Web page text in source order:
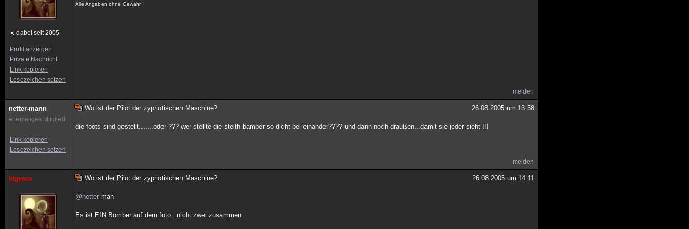
dabei seit 2005
Profil anzeigen
Private Nachricht
Link kopieren
Lesezeichen setzen
Alle Angaben ohne Gewähr
melden
netter-mann
ehemaliges Mitglied
Link kopieren
Lesezeichen setzen
Wo ist der Pilot der zypriotischen Maschine? 26.08.2005 um 13:58
die foots sind gestellt.......oder ??? wer stellte die stelth bamber so dicht bei einander???? und dann noch draußen...damit sie jeder sieht !!!
melden
elgreco Wo ist der Pilot der zypriotischen Maschine? 26.08.2005 um 14:11
@netter man
Es ist EIN Bomber auf dem foto.. nicht zwei zusammen